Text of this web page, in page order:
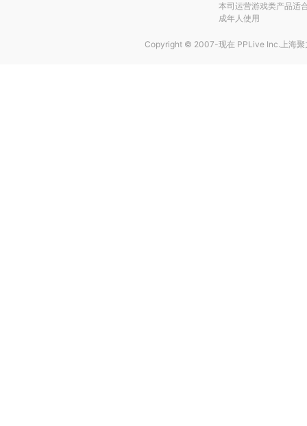
本司运营游戏类产品适
成年人使用
Copyright © 2007-现在 PPLive Inc.上海